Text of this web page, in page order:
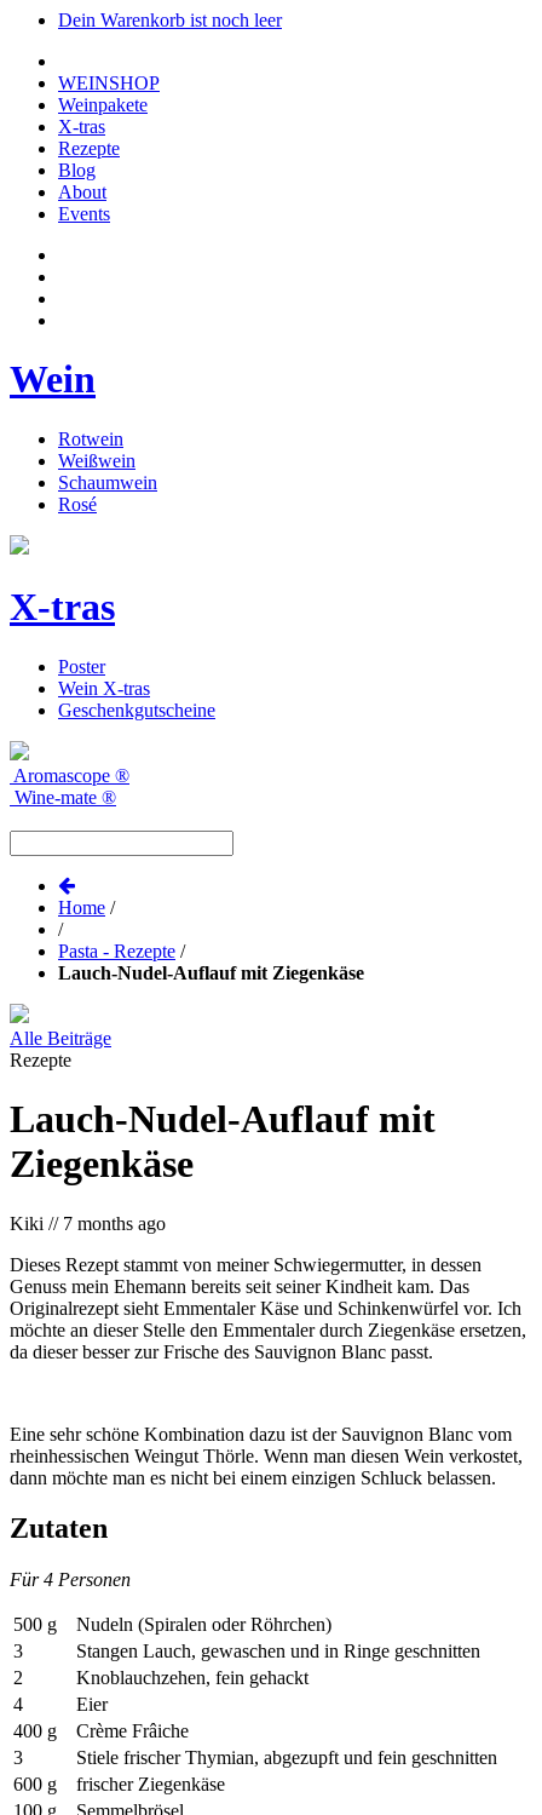
Dein Warenkorb ist noch leer
WEINSHOP
Weinpakete
X-tras
Rezepte
Blog
About
Events
Wein
Rotwein
Weißwein
Schaumwein
Rosé
X-tras
Poster
Wein X-tras
Geschenkgutscheine
Aromascope ®
Wine-mate ®
Home /
/
Pasta - Rezepte /
Lauch-Nudel-Auflauf mit Ziegenkäse
Alle Beiträge
Rezepte
Lauch-Nudel-Auflauf mit
Ziegenkäse
Kiki // 7 months ago
Dieses Rezept stammt von meiner Schwiegermutter, in dessen
Genuss mein Ehemann bereits seit seiner Kindheit kam. Das
Originalrezept sieht Emmentaler Käse und Schinkenwürfel vor. Ich
möchte an dieser Stelle den Emmentaler durch Ziegenkäse ersetzen,
da dieser besser zur Frische des Sauvignon Blanc passt.
Eine sehr schöne Kombination dazu ist der Sauvignon Blanc vom
rheinhessischen Weingut Thörle. Wenn man diesen Wein verkostet,
dann möchte man es nicht bei einem einzigen Schluck belassen.
Zutaten
Für 4 Personen
500 g
Nudeln (Spiralen oder Röhrchen)
3
Stangen Lauch, gewaschen und in Ringe geschnitten
2
Knoblauchzehen, fein gehackt
4
Eier
400 g
Crème Frâiche
3
Stiele frischer Thymian, abgezupft und fein geschnitten
600 g
frischer Ziegenkäse